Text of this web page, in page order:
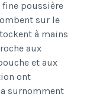
fine poussière
sur le
à mains
aux
et aux
ont
surnomment